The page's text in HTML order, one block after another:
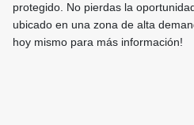
protegido. No pierdas la
ubicado en una zona de alta
hoy mismo para más información!